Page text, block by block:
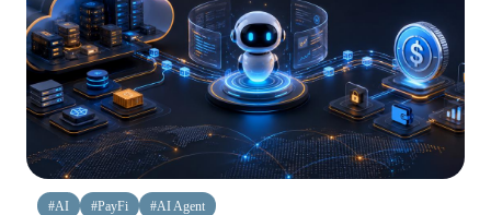
#AI #PayFi #AI Agent